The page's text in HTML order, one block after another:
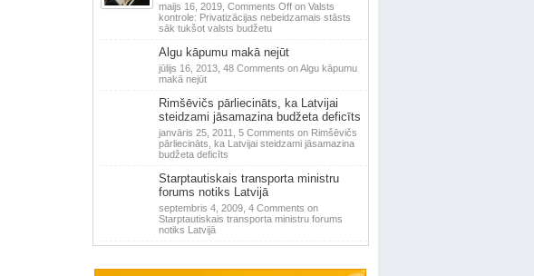
maijs 16, 2019, Comments Offon Valsts
kontrole: Privatizācijas nebeidzamais stāsts
sāk tukšot valsts budžetu
Algu kāpumu makā nejūt
jūlijs 16, 2013, 48 Comments on Algu kāpumu
makā nejūt
Rimšēvičs pārliecināts, ka Latvijai
steidzami jāsamazina budžeta deficīts
janvāris 25, 2011, 5 Comments on Rimšēvičs
pārliecināts, ka Latvijai steidzami jāsamazina
budžeta deficīts
Starptautiskais transporta ministru
forums notiks Latvijā
septembris 4, 2009, 4 Comments on
Starptautiskais transporta ministru forums
notiks Latvijā